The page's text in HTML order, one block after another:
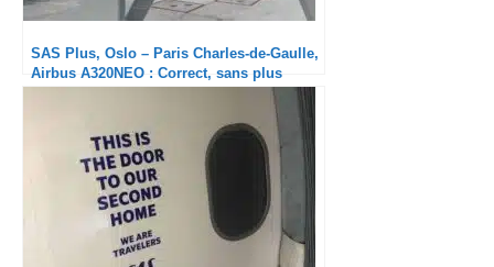
SAS Plus, Oslo – Paris Charles-de-Gaulle,
Airbus A320NEO : Correct, sans plus